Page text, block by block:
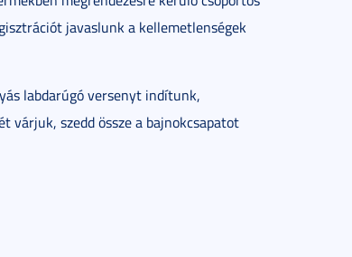
javaslunk a kellemetlenségek
labdarúgó versenyt indítunk,
várjuk, szedd össze a bajnokcsapatot